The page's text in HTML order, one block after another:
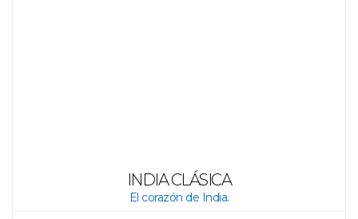
INDIA CLÁSICA
El corazón de India.